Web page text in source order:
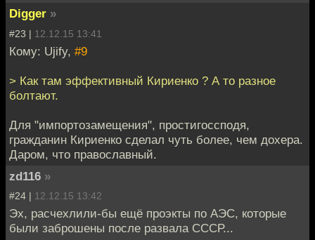
Digger »
#23 | 12.12.15 13:41
Кому: Ujify, #9
> Как там эффективный Кириенко ? А то разное
болтают.
Для "импортозамещения", простигоссподя,
гражданин Кириенко сделал чуть более, чем дохера.
Даром, что православный.
zd116 »
#24 | 12.12.15 13:42
Эх, расчехлили-бы ещё проэкты по АЭС, которые
были заброшены после развала СССР...